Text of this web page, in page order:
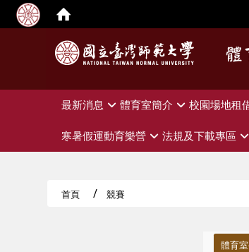
最新消息 體育室簡介 校園場地租
寒暑假運動育樂營 法規及下載專區
首頁 競賽
體育